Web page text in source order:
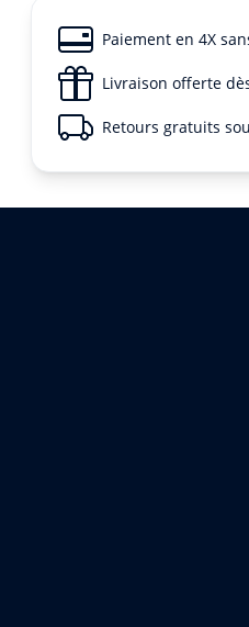
Paiement en 4X
Livraison offerte
Retours gratuits